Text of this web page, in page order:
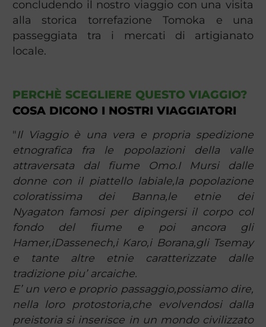
concludendo il nostro viaggio con una visita
alla storica torrefazione Tomoka e una
passeggiata tra i mercati di artigianato
locale.
PERCHÈ SCEGLIERE QUESTO VIAGGIO?
COSA DICONO I NOSTRI VIAGGIATORI
"Il Viaggio è una vera e propria spedizione
etnografica fra le popolazioni della valle
attraversata dal fiume Omo.I Mursi dalle
donne con il piattello labiale,la popolazione
coloratissima dei Banna,le etnie dei
Nyagaton famosi per dipingersi il corpo col
fondo del fiume e poi ancora gli
Hamer,iDassenech,i Karo,i Borana,gli Tsemay
e tante altre etnie caratterizzate dalle
tradizione piu’ arcaiche.
E’ un vero e proprio passaggio,possiamo dire,
nella loro protostoria,che evolvendosi dalla
preistoria si inserisce in un mondo civilizzato